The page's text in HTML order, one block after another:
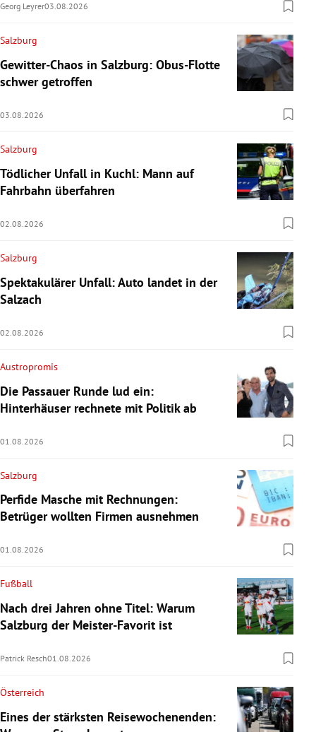
Georg Leyrer03.08.2026
Salzburg
Gewitter-Chaos in Salzburg: Obus-Flotte
schwer getroffen
03.08.2026
Salzburg
Tödlicher Unfall in Kuchl: Mann auf
Fahrbahn überfahren
02.08.2026
Salzburg
Spektakulärer Unfall: Auto landet in der
Salzach
02.08.2026
Austropromis
Die Passauer Runde lud ein:
Hinterhäuser rechnete mit Politik ab
01.08.2026
Salzburg
Perfide Masche mit Rechnungen:
Betrüger wollten Firmen ausnehmen
01.08.2026
Fußball
Nach drei Jahren ohne Titel: Warum
Salzburg der Meister-Favorit ist
Patrick Resch01.08.2026
Österreich
Eines der stärksten Reisewochenenden: